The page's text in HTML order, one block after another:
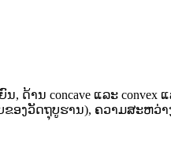
concave ແລະ convex ແລ
ວັດຖຸບູຮານ), ຄວາມສະຫວ່າງ